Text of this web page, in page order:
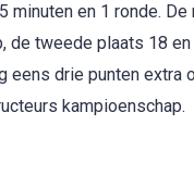
minuten en 1 ronde.
tweede plaats 18
drie punten
kampioenschap.